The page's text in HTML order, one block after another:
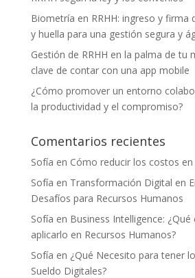
Biometría en RRHH: ingreso y firma
y huella para una gestión segura y
Gestión de RRHH en la palma de tu
clave de contar con una app mobile
¿Cómo promover un entorno
la productividad y el compromiso?
Comentarios recientes
Sofía en Cómo reducir los costos en
Sofía en Transformación Digital en
Desafíos para Recursos Humanos
Sofía en Business Intelligence:
aplicarlo en Recursos Humanos?
Sofía en ¿Qué Necesito para tener
Sueldo Digitales?